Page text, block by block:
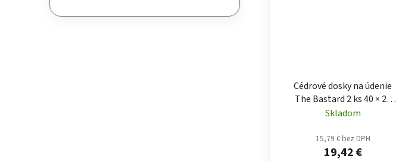
Cédrové dosky na údenie
The Bastard 2 ks 40 × 20
cm – dosky na gril
Skladom
15,79 € bez DPH
19,42 €